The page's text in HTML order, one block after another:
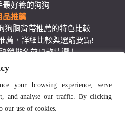
your browsing experience, serve
and analyse our traffic. By clicking
our use of cookies.
最好養的狗狗
品推薦
狗胸背帶推薦的特色比較
薦，詳細比較與選購要點!
銷排名前12款精選！
品質、平價的狗飼料